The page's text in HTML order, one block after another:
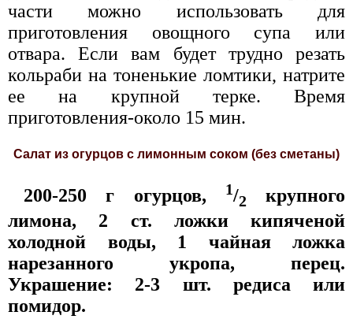
части можно использовать для
приготовления овощного супа или
отвара. Если вам будет трудно резать
кольраби на тоненькие ломтики, натрите
ее на крупной терке. Время
приготовления-около 15 мин.
Салат из огурцов с лимонным соком (без сметаны)
200-250 г огурцов, 1/2 крупного
лимона, 2 ст. ложки кипяченой
холодной воды, 1 чайная ложка
нарезанного укропа, перец.
Украшение: 2-3 шт. редиса или
помидор.